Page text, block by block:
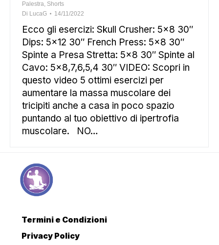
Palestra, Shorts
Di LucaG 14/11/2022
Ecco gli esercizi: Skull Crusher: 5×8 30″
Dips: 5×12 30″ French Press: 5×8 30″
Spinte a Presa Stretta: 5×8 30″ Spinte al
Cavo: 5×8,7,6,5,4 30″ VIDEO: Scopri in
questo video 5 ottimi esercizi per
aumentare la massa muscolare dei
tricipiti anche a casa in poco spazio
puntando al tuo obiettivo di ipertrofia
muscolare. NO…
Termini e Condizioni
Privacy Policy